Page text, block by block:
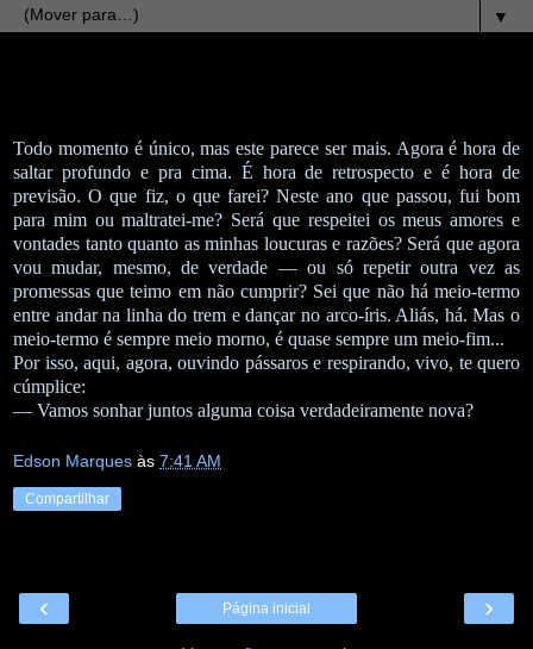
▼
Todo momento é único, mas este parece ser mais. Agora é hora de
saltar profundo e pra cima. É hora de retrospecto e é hora de
previsão. O que fiz, o que farei? Neste ano que passou, fui bom
para mim ou maltratei-me? Será que respeitei os meus amores e
vontades tanto quanto as minhas loucuras e razões? Será que agora
vou mudar, mesmo, de verdade — ou só repetir outra vez as
promessas que teimo em não cumprir? Sei que não há meio-termo
entre andar na linha do trem e dançar no arco-íris. Aliás, há. Mas o
meio-termo é sempre meio morno, é quase sempre um meio-fim...
Por isso, aqui, agora, ouvindo pássaros e respirando, vivo, te quero
cúmplice:
— Vamos sonhar juntos alguma coisa verdadeiramente nova?
Edson Marques às 7:41 AM
Compartilhar
‹ ›
Página inicial